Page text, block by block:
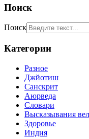
Поиск
Поиск
Категории
Разное
Джйотиш
Санскрит
Аюрведа
Словари
Высказывания
Здоровье
Индия